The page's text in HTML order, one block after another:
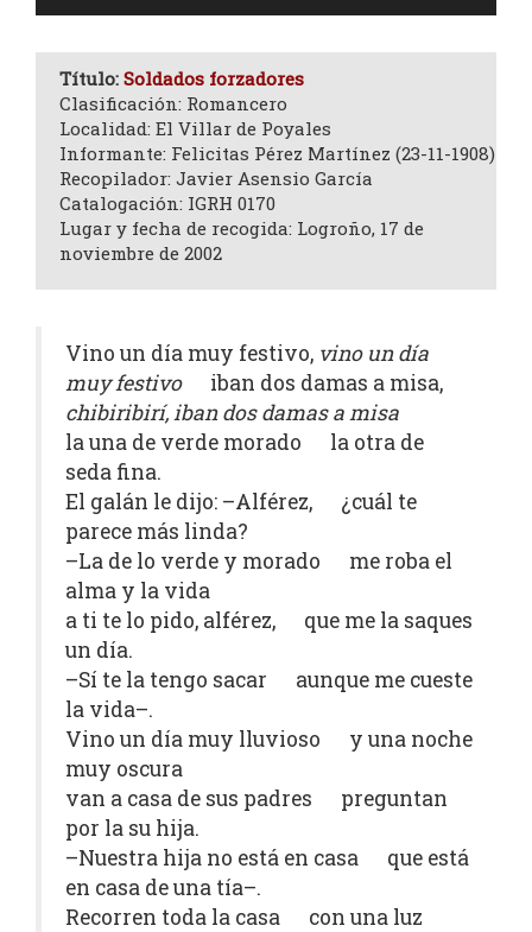
Título: Soldados forzadores
Clasificación: Romancero
Localidad: El Villar de Poyales
Informante: Felicitas Pérez Martínez (23-11-1908)
Recopilador: Javier Asensio García
Catalogación: IGRH 0170
Lugar y fecha de recogida: Logroño, 17 de
noviembre de 2002
Vino un día muy festivo, vino un día
muy festivoiban dos damas a misa,
chibiribirí, iban dos damas a misa
la una de verde morado la otra de
seda fina.
El galán le dijo: –Alférez, ¿cuál te
parece más linda?
–La de lo verde y morado me roba el
alma y la vida
a ti te lo pido, alférez, que me la saques
un día.
–Sí te la tengo sacar aunque me cueste
la vida–.
Vino un día muy lluvioso y una noche
muy oscura
van a casa de sus padres preguntan
por la su hija.
–Nuestra hija no está en casa que está
en casa de una tía–.
Recorren toda la casa con una luz